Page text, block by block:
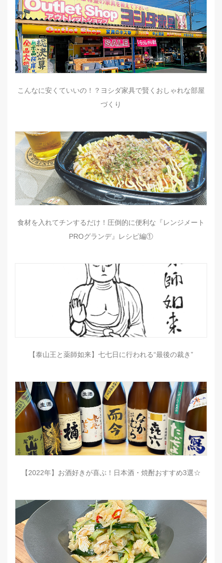
こんなに安くていいの！？ヨシダ家具で賢くおしゃれな部屋
づくり
食材を入れてチンするだけ！圧倒的に便利な『レンジメート
PROグランデ』レシピ編①
【泰山王と薬師如来】七七日に行われる“最後の裁き”
【2022年】お酒好きが喜ぶ！日本酒・焼酎おすすめ3選☆